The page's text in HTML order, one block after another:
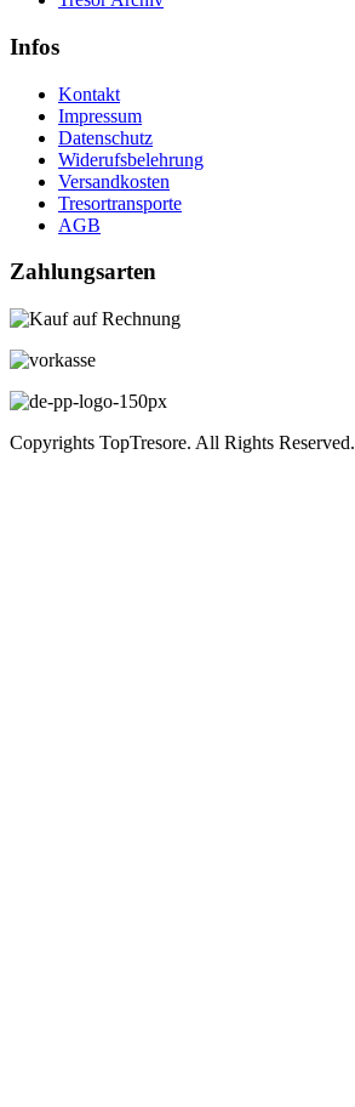
Infos
Kontakt
Impressum
Datenschutz
Widerufsbelehrung
Versandkosten
Tresortransporte
AGB
Zahlungsarten
Copyrights TopTresore. All Rights Reserved.